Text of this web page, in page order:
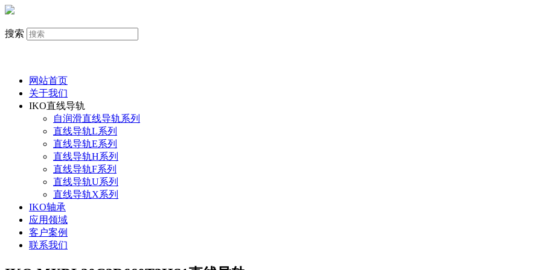
搜索
网站首页
关于我们
IKO直线导轨
自润滑直线导轨系列
直线导轨L系列
直线导轨E系列
直线导轨H系列
直线导轨F系列
直线导轨U系列
直线导轨X系列
IKO轴承
应用领域
客户案例
联系我们